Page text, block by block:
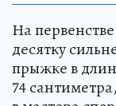
На
десятку
прыжке в
74